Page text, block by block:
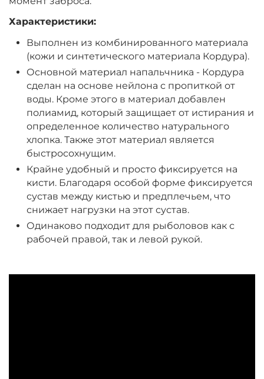
Характеристики:
Выполнен из комбинированного материала
(кожи и синтетического материала Кордура).
Основной материал напальчника - Кордура
сделан на основе нейлона с пропиткой от
воды. Кроме этого в материал добавлен
полиамид, который защищает от истирания и
определенное количество натурального
хлопка. Также этот материал является
быстросохнущим.
Крайне удобный и просто фиксируется на
кисти. Благодаря особой форме фиксируется
сустав между кистью и предплечьем, что
снижает нагрузки на этот сустав.
Одинаково подходит для рыболовов как с
рабочей правой, так и левой рукой.